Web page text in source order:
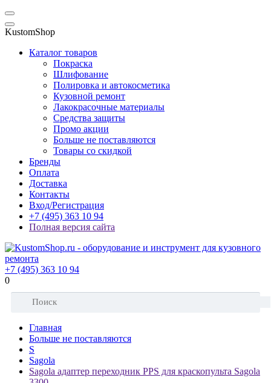
KustomShop
Каталог товаров
Покраска
Шлифование
Полировка и автокосметика
Кузовной ремонт
Лакокрасочные материалы
Средства защиты
Промо акции
Больше не поставляются
Товары со скидкой
Бренды
Оплата
Доставка
Контакты
Вход/Регистрация
+7 (495) 363 10 94
Полная версия сайта
+7 (495) 363 10 94
0
Главная
Больше не поставляются
S
Sagola
Sagola адаптер переходник PPS для краскопульта Sagola